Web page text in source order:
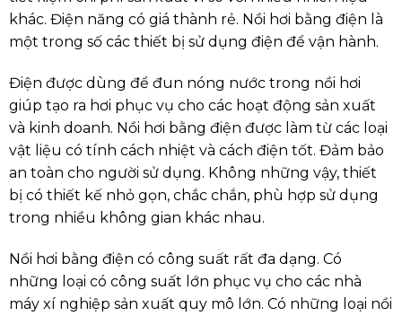
khác. Điện năng có giá thành rẻ. Nồi hơi bằng điện là
một trong số các thiết bị sử dụng điện để vận hành.
Điện được dùng để đun nóng nước trong nồi hơi
giúp tạo ra hơi phục vụ cho các hoạt động sản xuất
và kinh doanh. Nồi hơi bằng điện được làm từ các loại
vật liệu có tính cách nhiệt và cách điện tốt. Đảm bảo
an toàn cho người sử dụng. Không những vậy, thiết
bị có thiết kế nhỏ gọn, chắc chắn, phù hợp sử dụng
trong nhiều không gian khác nhau.
Nồi hơi bằng điện có công suất rất đa dạng. Có
những loại có công suất lớn phục vụ cho các nhà
máy xí nghiệp sản xuất quy mô lớn. Có những loại nồi